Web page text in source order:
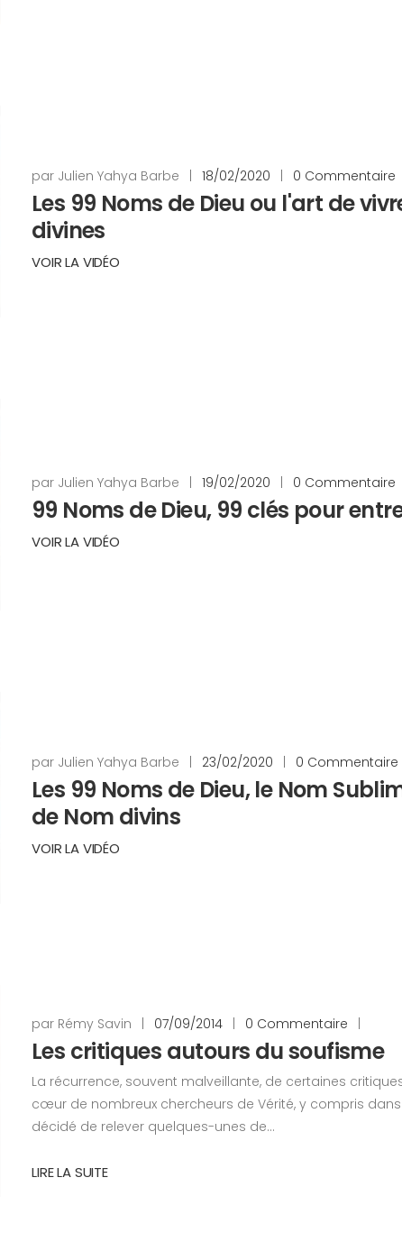
par Julien Yahya Barbe | 18/02/2020 | 0 Commentaire
Les 99 Noms de Dieu ou l'art de
divines
VOIR LA VIDÉO
par Julien Yahya Barbe | 19/02/2020 | 0 Commentaire
99 Noms de Dieu, 99 clés pour
VOIR LA VIDÉO
par Julien Yahya Barbe | 23/02/2020 | 0 Commentaire
Les 99 Noms de Dieu, le Nom
de Nom divins
VOIR LA VIDÉO
par Rémy Savin 07/09/2014 0 Commentaire
Les critiques autours du soufisme
La récurrence, souvent malveillante, de certaines
cœur de nombreux chercheurs de Vérité, y compris
décidé de relever quelques-unes de...
LIRE LA SUITE